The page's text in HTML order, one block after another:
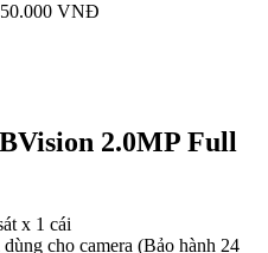
VNĐ
2.0MP Full
x 1 cái
cho camera (Bảo hành 24